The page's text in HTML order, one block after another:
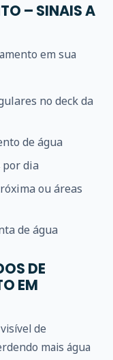
– SINAIS A
em sua
no deck da
de água
por dia
ou áreas
de água
DE
EM
de
mais água